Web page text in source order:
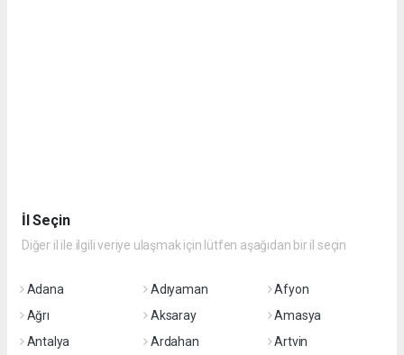
İl Seçin
Diğer il ile ilgili veriye ulaşmak için lütfen aşağıdan bir il seçin
Adana Adıyaman
Afyon
Ağrı
Aksaray
Amasya
Antalya
Ardahan
Artvin